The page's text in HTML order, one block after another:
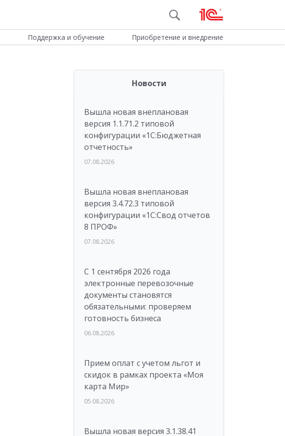
Поддержка и обучение Приобретение и внедрение
Новости
Вышла новая внеплановая
версия 1.1.71.2 типовой
конфигурации «1C:Бюджетная
отчетность»
07.08.2026
Вышла новая внеплановая
версия 3.4.72.3 типовой
конфигурации «1C:Свод отчетов
8 ПРОФ»
07.08.2026
С 1 сентября 2026 года
электронные перевозочные
документы становятся
обязательными: проверяем
готовность бизнеса
06.08.2026
Прием оплат с учетом льгот и
скидок в рамках проекта «Моя
карта Мир»
05.08.2026
Вышла новая версия 3.1.38.41